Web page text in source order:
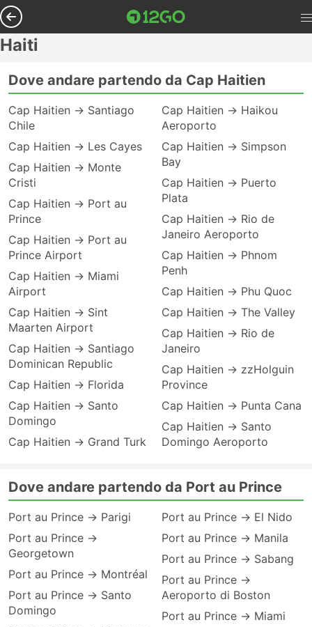
Haiti
Dove andare partendo da Cap Haitien
Cap Haitien → Santiago
Chile
Cap Haitien → Les Cayes
Cap Haitien → Monte
Cristi
Cap Haitien → Port au
Prince
Cap Haitien → Port au
Prince Airport
Cap Haitien → Miami
Airport
Cap Haitien → Sint
Maarten Airport
Cap Haitien → Santiago
Dominican Republic
Cap Haitien → Florida
Cap Haitien → Santo
Domingo
Cap Haitien → Grand Turk
Cap Haitien → Haikou
Aeroporto
Cap Haitien → Simpson
Bay
Cap Haitien → Puerto
Plata
Cap Haitien → Rio de
Janeiro Aeroporto
Cap Haitien → Phnom
Penh
Cap Haitien → Phu Quoc
Cap Haitien → The Valley
Cap Haitien → Rio de
Janeiro
Cap Haitien → zzHolguin
Province
Cap Haitien → Punta Cana
Cap Haitien → Santo
Domingo Aeroporto
Dove andare partendo da Port au Prince
Port au Prince → Parigi
Port au Prince →
Georgetown
Port au Prince → Montréal
Port au Prince → Santo
Domingo
Port au Prince → El Nido
Port au Prince → Manila
Port au Prince → Sabang
Port au Prince →
Aeroporto di Boston
Port au Prince → Miami